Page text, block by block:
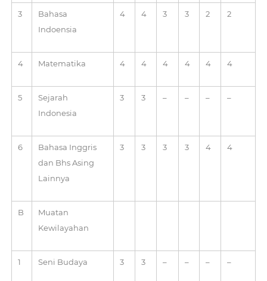
3
Bahasa
Indoensia
4 4 3 3 2 2
4 Matematika 4 4 4 4 4 4
5
Sejarah
Indonesia
3 3 – – – –
6
Bahasa Inggris
dan Bhs Asing
Lainnya
3 3 3 3 4 4
B
Muatan
Kewilayahan
1 Seni Budaya 3 3 – – – –